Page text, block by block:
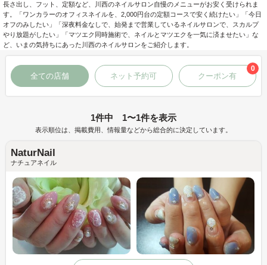
長さ出し、フット、定額など、川西のネイルサロン自慢のメニューがお安く受けられま
す。「ワンカラーのオフィスネイルを、2,000円台の定額コースで安く続けたい」「今日
オフのみしたい」「深夜料金なしで、始発まで営業しているネイルサロンで、スカルプ
やり放題がしたい」「マツエク同時施術で、ネイルとマツエクを一気に済ませたい」な
ど、いまの気持ちにあった川西のネイルサロンをご紹介します。
全ての店舗 ネット予約可 クーポン有
0
1件中 1〜1件を表示
表示順位は、掲載費用、情報量などから総合的に決定しています。
NaturNail
ナチュアネイル